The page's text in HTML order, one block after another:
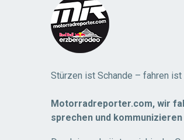
Stürzen ist Schande – fahren
Motorradreporter.com, wir
sprechen und